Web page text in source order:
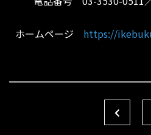
ホームページ https://